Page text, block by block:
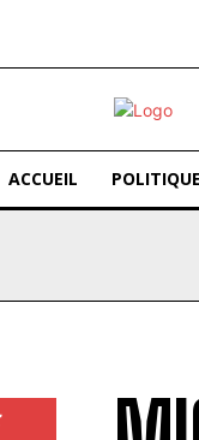
ACCUEIL POLITIQUE